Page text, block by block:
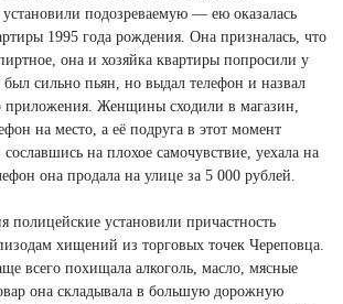
установили подозреваемую — ею оказалась
1995 года рождения. Она призналась, что
она и хозяйка квартиры попросили у
сильно пьян, но выдал телефон и назвал
приложения. Женщины сходили в магазин,
на место, а её подруга в этот момент
на плохое самочувствие, уехала на
она продала на улице за 5 000 рублей.
полицейские установили причастность
хищений из торговых точек Череповца.
всего похищала алкоголь, масло, мясные
она складывала в большую дорожную